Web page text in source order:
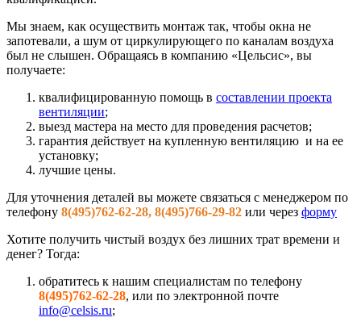
Мы знаем, как осуществить монтаж так, чтобы окна не
запотевали, а шум от циркулирующего по каналам воздуха
был не слышен. Обращаясь в компанию «Цельсис», вы
получаете:
квалифицированную помощь в составлении проекта
вентиляции;
выезд мастера на место для проведения расчетов;
гарантия действует на купленную вентиляцию и на ее
установку;
лучшие цены.
Для уточнения деталей вы можете связаться с менеджером по
телефону 8(495)762-62-28, 8(495)766-29-82 или через форму
Хотите получить чистый воздух без лишних трат времени и
денег? Тогда:
обратитесь к нашим специалистам по телефону
8(495)762-62-28, или по электронной почте
info@celsis.ru;